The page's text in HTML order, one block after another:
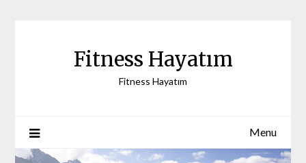
Fitness Hayatım
Fitness Hayatım
Menu